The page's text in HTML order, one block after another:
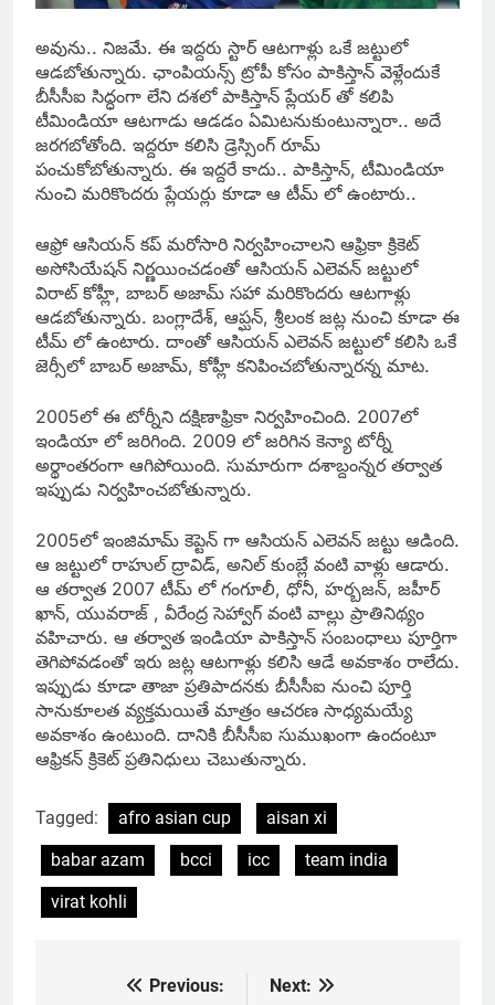
అవును.. నిజమే. ఈ ఇద్దరు స్టార్ ఆటగాళ్లు ఒకే జట్టులో
ఆడబోతున్నారు. ఛాంపియన్స్ ట్రోపీ కోసం పాకిస్తాన్ వెళ్లేందుకే
బీసీసీఐ సిద్ధంగా లేని దశలో పాకిస్తాన్ ప్లేయర్ తో కలిపి
టీమిండియా ఆటగాడు ఆడడం ఏమిటనుకుంటున్నారా.. అదే
జరగబోతోంది. ఇద్దరూ కలిసి డ్రెస్సింగ్ రూమ్
పంచుకోబోతున్నారు. ఈ ఇద్దరే కాదు.. పాకిస్తాన్, టీమిండియా
నుంచి మరికొందరు ప్లేయర్లు కూడా ఆ టీమ్ లో ఉంటారు..
ఆఫ్రో ఆసియన్ కప్ మరోసారి నిర్వహించాలని ఆఫ్రికా క్రికెట్
అసోసియేషన్ నిర్ణయించడంతో ఆసియన్ ఎలెవన్ జట్టులో
విరాట్ కోహ్లీ, బాబర్ అజామ్ సహా మరికొందరు ఆటగాళ్లు
ఆడబోతున్నారు. బంగ్లాదేశ్, ఆప్ఘన్, శ్రీలంక జట్ల నుంచి కూడా ఈ
టీమ్ లో ఉంటారు. దాంతో ఆసియన్ ఎలెవన్ జట్టులో కలిసి ఒకే
జెర్సీలో బాబర్ అజామ్, కోహ్లీ కనిపించబోతున్నారన్న మాట.
2005లో ఈ టోర్నీని దక్షిణాఫ్రికా నిర్వహించింది. 2007లో
ఇండియా లో జరిగింది. 2009 లో జరిగిన కెన్యా టోర్నీ
అర్థాంతరంగా ఆగిపోయింది. సుమారుగా దశాబ్దంన్నర తర్వాత
ఇప్పుడు నిర్వహించబోతున్నారు.
2005లో ఇంజిమామ్ కెప్టెన్ గా ఆసియన్ ఎలెవన్ జట్టు ఆడింది.
ఆ జట్టులో రాహుల్ ద్రావిడ్, అనిల్ కుంబ్లే వంటి వాళ్లు ఆడారు.
ఆ తర్వాత 2007 టీమ్ లో గంగూలీ, ధోనీ, హర్బజన్, జహీర్
ఖాన్, యువరాజ్ , వీరేంద్ర సెహ్వాగ్ వంటి వాల్లు ప్రాతినిథ్యం
వహిచారు. ఆ తర్వాత ఇండియా పాకిస్తాన్ సంబంధాలు పూర్తిగా
తెగిపోవడంతో ఇరు జట్ల ఆటగాళ్లు కలిసి ఆడే అవకాశం రాలేదు.
ఇప్పుడు కూడా తాజా ప్రతిపాదనకు బీసీసీఐ నుంచి పూర్తి
సానుకూలత వ్యక్తమయితే మాత్రం ఆచరణ సాధ్యమయ్యే
అవకాశం ఉంటుంది. దానికి బీసీసీఐ సుముఖంగా ఉందంటూ
ఆఫ్రికన్ క్రికెట్ ప్రతినిధులు చెబుతున్నారు.
Tagged: afro asian cup
aisan xi
babar azam
bcci icc
team india
virat kohli
Previous:
Next: